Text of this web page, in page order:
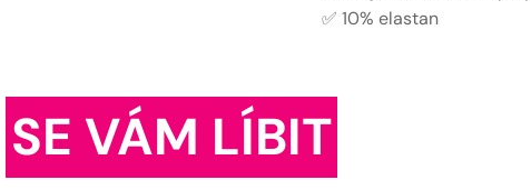
✅ 10% elastan
SE VÁM LÍBIT